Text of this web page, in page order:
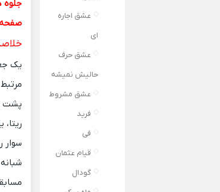
جلوه
یک
پشت
سوار
عشق اجاره
ای
عشق حرف
حالیش نمیشه
عشق مشروط
فرید
فی
قیام عثمان
گودال